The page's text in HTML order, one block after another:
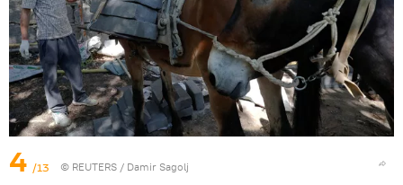
4 /13 © REUTERS / Damir Sagolj